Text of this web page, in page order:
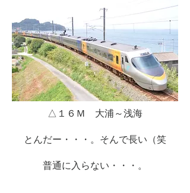
△１６Ｍ 大浦～浅海
とんだー・・・。そんで長い（笑
普通に入らない・・・。